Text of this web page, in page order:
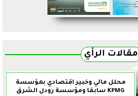
مقالات الرأي
محلل مالي وخبير اقتصادي بمؤسسة
KPMG سابقا ومؤسسة رودل الشرق